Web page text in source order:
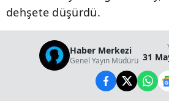
dehşete düşürdü.
Haber Merkezi
Genel Yayın Müdürü 31